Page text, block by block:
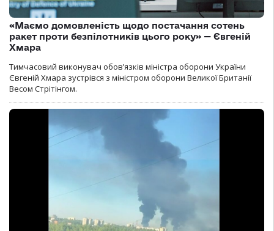
«Маємо домовленість щодо постачання сотень
ракет проти безпілотників цього року» — Євгеній
Хмара
Тимчасовий виконувач обов’язків міністра оборони України
Євгеній Хмара зустрівся з міністром оборони Великої Британії
Весом Стрітінгом.